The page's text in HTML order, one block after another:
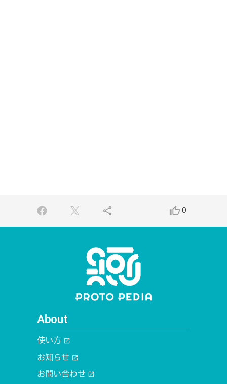
share thumb_up_alt0
About
使い方 open_in_new
お知らせ open_in_new
お問い合わせ open_in_new